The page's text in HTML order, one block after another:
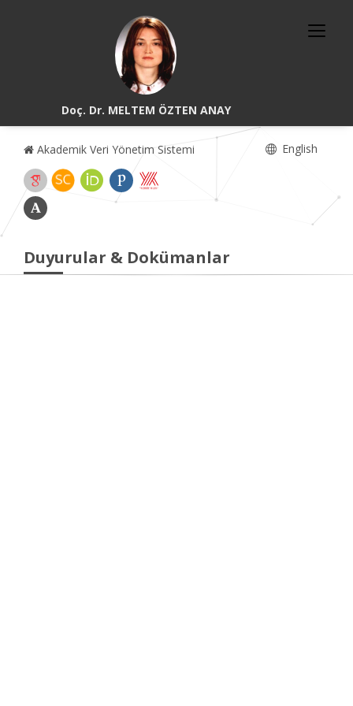
Doç. Dr. MELTEM ÖZTEN ANAY
Akademik Veri Yönetim Sistemi English
Duyurular & Dokümanlar